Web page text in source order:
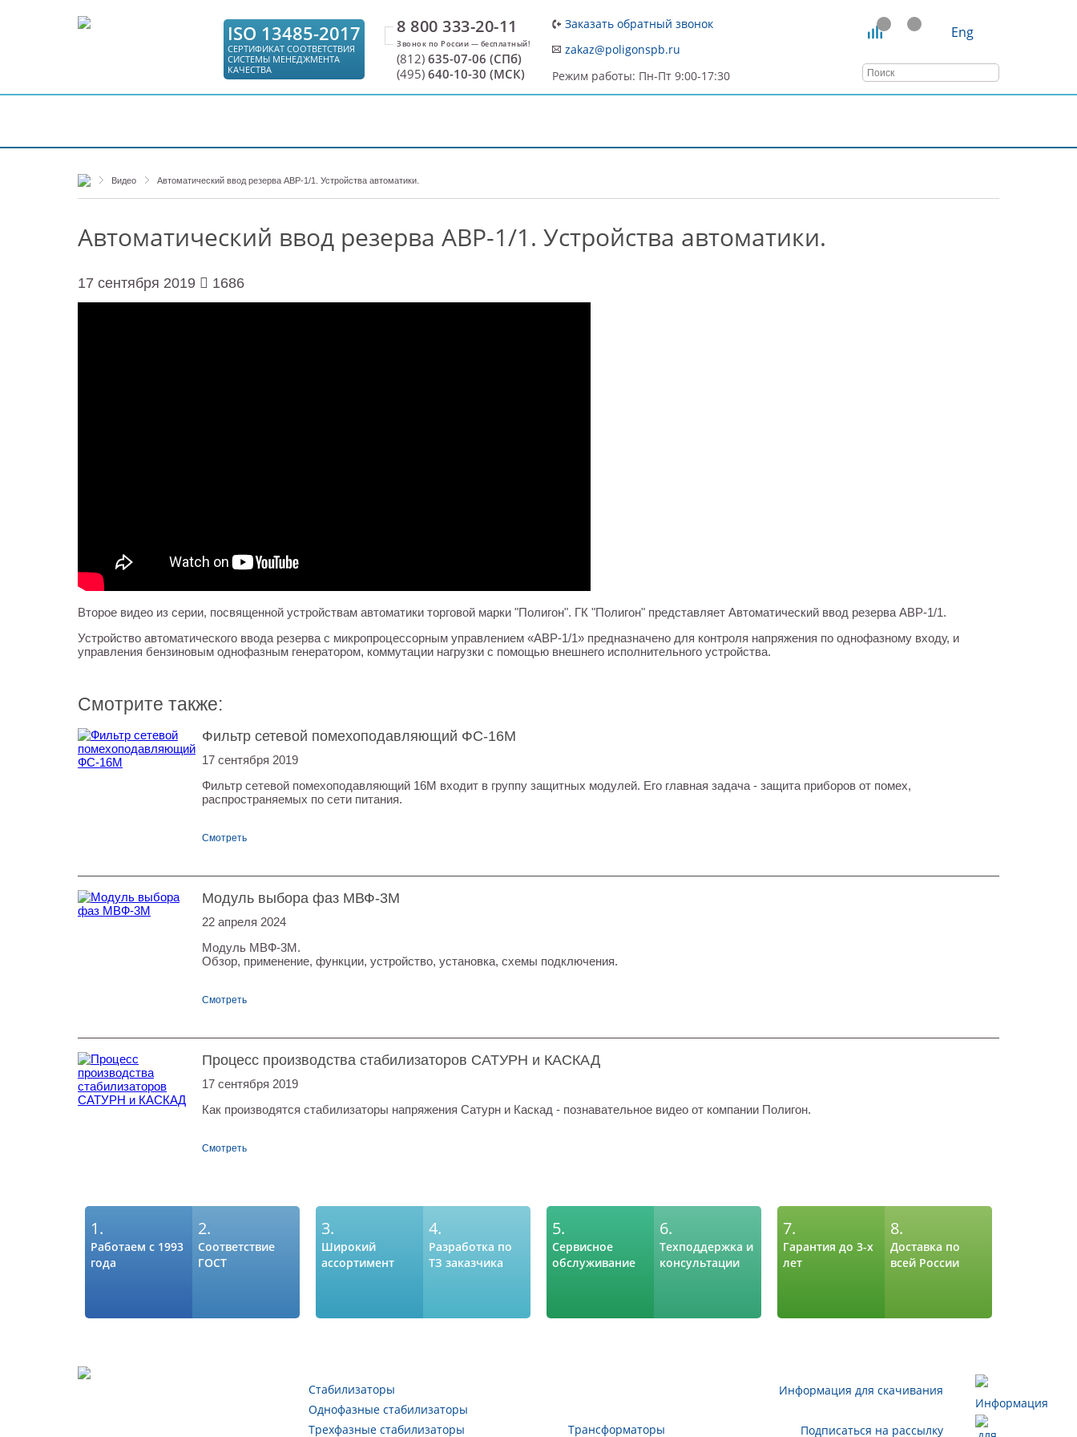
ISO 13485-2017
СЕРТИФИКАТ СООТВЕТСТВИЯ
СИСТЕМЫ МЕНЕДЖМЕНТА
КАЧЕСТВА
8 800 333-20-11
(812) 635-07-06 (СПб)
(495) 640-10-30 (МСК)
Заказать обратный звонок
zakaz@poligonspb.ru
Режим работы: Пн-Пт 9:00-17:30
Eng
Видео Автоматический ввод резерва АВР-1/1. Устройства автоматики.
Автоматический ввод резерва АВР-1/1. Устройства автоматики.
17 сентября 2019 1686
Второе видео из серии, посвященной устройствам автоматики торговой марки "Полигон". ГК "Полигон" представляет Автоматический ввод резерва АВР-1/1.
Устройство автоматического ввода резерва с микропроцессорным управлением «АВР-1/1» предназначено для контроля напряжения по однофазному входу, и
управления бензиновым однофазным генератором, коммутации нагрузки с помощью внешнего исполнительного устройства.
Смотрите также:
Фильтр сетевой помехоподавляющий ФС-16М
17 сентября 2019
Фильтр сетевой помехоподавляющий 16М входит в группу защитных модулей. Его главная задача - защита приборов от помех,
распространяемых по сети питания.
Смотреть
Модуль выбора фаз МВФ-3М
22 апреля 2024
Модуль МВФ-3М.
Обзор, применение, функции, устройство, установка, схемы подключения.
Смотреть
Процесс производства стабилизаторов САТУРН и КАСКАД
17 сентября 2019
Как производятся стабилизаторы напряжения Сатурн и Каскад - познавательное видео от компании Полигон.
Смотреть
1.
Работаем с 1993
года
2.
Соответствие
ГОСТ
3.
Широкий
ассортимент
4.
Разработка по
ТЗ заказчика
5.
Сервисное
обслуживание
6.
Техподдержка и
консультации
7.
Гарантия до 3-х
лет
8.
Доставка по
всей России
Стабилизаторы
Однофазные стабилизаторы
Трехфазные стабилизаторы
Трансформаторы
Информация для скачивания
Подписаться на рассылку